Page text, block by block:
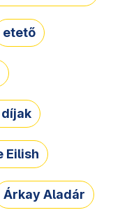
etető
díjak
Eilish
Árkay Aladár